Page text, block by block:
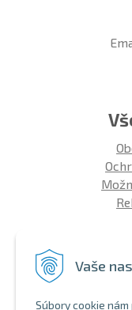
Vaše
Súbory cookie